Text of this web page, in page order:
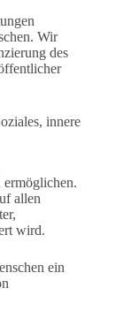
Wir
des
innere
ermöglichen.
allen
wird.
ein